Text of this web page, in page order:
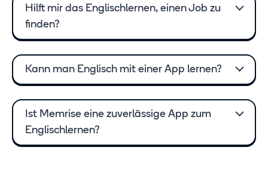
Ist Memrise eine zuverlässige App zum
Englischlernen?
Kann man Englisch mit einer App lernen?
Hilft mir das Englischlernen, einen Job zu
finden?